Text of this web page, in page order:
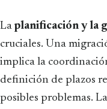
Laplanificación y la
cruciales. Una
implica la
definición de plazos
posibles problemas.